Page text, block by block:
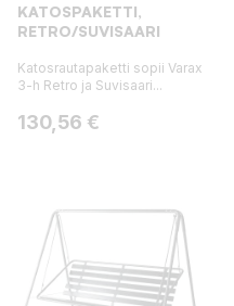
KATOSPAKETTI,
RETRO/SUVISAARI
Katosrautapaketti sopii Varax
3-h Retro ja Suvisaari...
Hinta
130,56 €